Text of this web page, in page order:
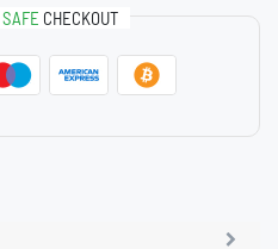
SAFE CHECKOUT